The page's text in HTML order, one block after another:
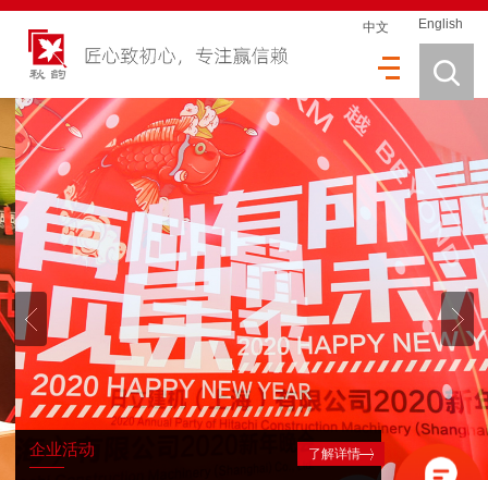
中文 English
企业活动
日立建机（上海）有限公司2020新年晚会
了解详情